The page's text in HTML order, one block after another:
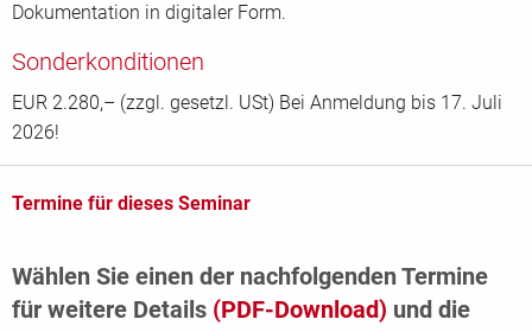
Dokumentation in digitaler Form.
Sonderkonditionen
EUR 2.280,– (zzgl. gesetzl. USt) Bei Anmeldung bis 17. Juli
2026!
Termine für dieses Seminar
Wählen Sie einen der nachfolgenden Termine
für weitere Details (PDF-Download) und die